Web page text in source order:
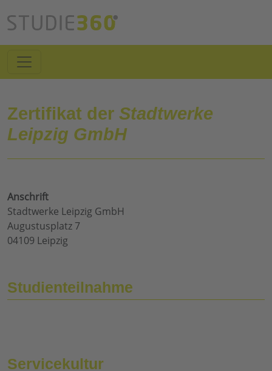
Zertifikat der Stadtwerke
Leipzig GmbH
Anschrift
Stadtwerke Leipzig GmbH
Augustusplatz 7
04109 Leipzig
Studienteilnahme
Servicekultur